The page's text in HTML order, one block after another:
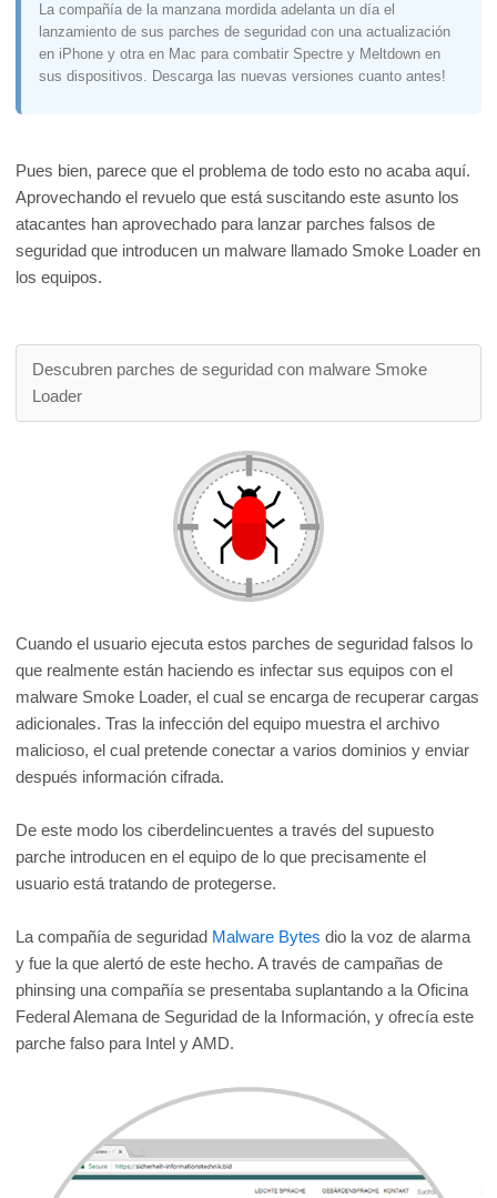
La compañía de la manzana mordida adelanta un día el
lanzamiento de sus parches de seguridad con una actualización
en iPhone y otra en Mac para combatir Spectre y Meltdown en
sus dispositivos. Descarga las nuevas versiones cuanto antes!
Pues bien, parece que el problema de todo esto no acaba aquí.
Aprovechando el revuelo que está suscitando este asunto los
atacantes han aprovechado para lanzar parches falsos de
seguridad que introducen un malware llamado Smoke Loader en
los equipos.
Descubren parches de seguridad con malware Smoke
Loader
Cuando el usuario ejecuta estos parches de seguridad falsos lo
que realmente están haciendo es infectar sus equipos con el
malware Smoke Loader, el cual se encarga de recuperar cargas
adicionales. Tras la infección del equipo muestra el archivo
malicioso, el cual pretende conectar a varios dominios y enviar
después información cifrada.
De este modo los ciberdelincuentes a través del supuesto
parche introducen en el equipo de lo que precisamente el
usuario está tratando de protegerse.
La compañía de seguridad Malware Bytes dio la voz de alarma
y fue la que alertó de este hecho. A través de campañas de
phinsing una compañía se presentaba suplantando a la Oficina
Federal Alemana de Seguridad de la Información, y ofrecía este
parche falso para Intel y AMD.